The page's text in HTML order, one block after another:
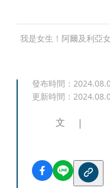
我是女生！阿爾及利亞
發布時間：
更新時間：
文